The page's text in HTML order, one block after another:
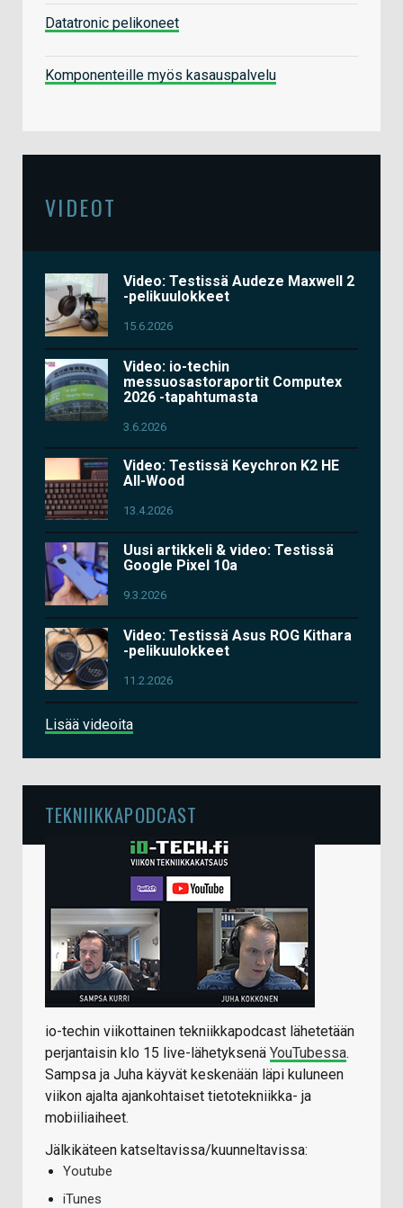
Datatronic pelikoneet
Komponenteille myös kasauspalvelu
VIDEOT
Video: Testissä Audeze Maxwell 2
-pelikuulokkeet
15.6.2026
Video: io-techin
messuosastoraportit Computex
2026 -tapahtumasta
3.6.2026
Video: Testissä Keychron K2 HE
All-Wood
13.4.2026
Uusi artikkeli & video: Testissä
Google Pixel 10a
9.3.2026
Video: Testissä Asus ROG Kithara
-pelikuulokkeet
11.2.2026
Lisää videoita
TEKNIIKKAPODCAST
io-techin viikottainen tekniikkapodcast lähetetään
perjantaisin klo 15 live-lähetyksenä YouTubessa.
Sampsa ja Juha käyvät keskenään läpi kuluneen
viikon ajalta ajankohtaiset tietotekniikka- ja
mobiiliaiheet.
Jälkikäteen katseltavissa/kuunneltavissa:
Youtube
iTunes